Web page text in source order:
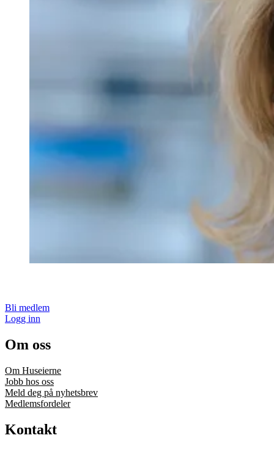
Bli medlem
Logg inn
Om oss
Om Huseierne
Jobb hos oss
Meld deg på nyhetsbrev
Medlemsfordeler
Kontakt